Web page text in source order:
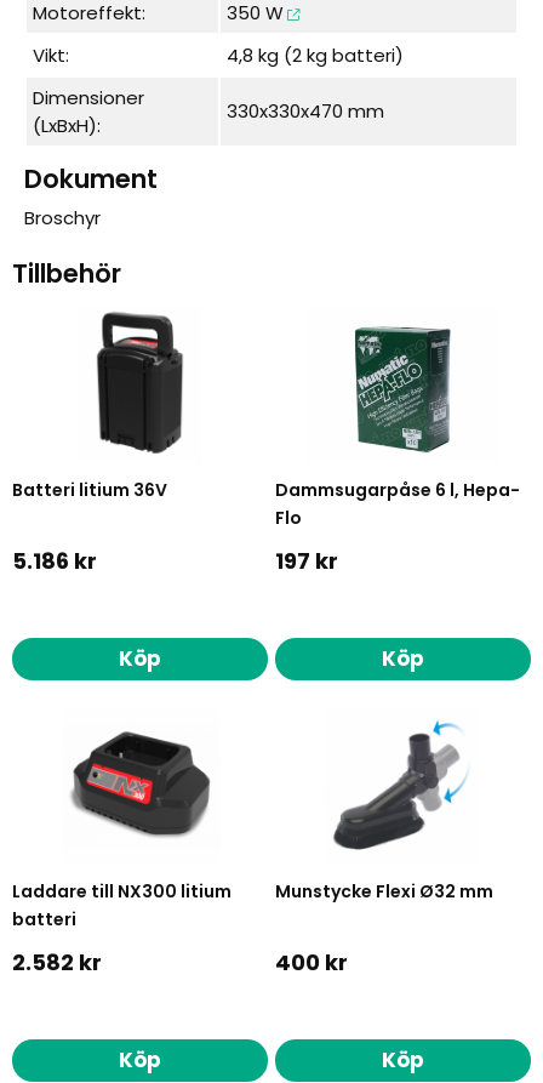
Motoreffekt:
350 W
Vikt:
4,8 kg (2 kg batteri)
Dimensioner
(LxBxH):
330x330x470 mm
Dokument
Broschyr
Tillbehör
Batteri litium 36V
5.186 kr
Köp
Dammsugarpåse 6 l, Hepa-
Flo
197 kr
Köp
Laddare till NX300 litium
batteri
2.582 kr
Köp
Munstycke Flexi Ø32 mm
400 kr
Köp